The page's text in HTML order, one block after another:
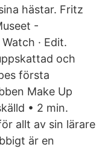
hästar. Fritz
-
· Edit.
och
första
Make Up
• 2 min.
allt av sin lärare
är en